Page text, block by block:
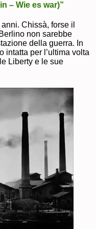
– Wie es war)”
Chissà, forse il
non sarebbe
della guerra. In
intatta per l’ultima volta
Liberty e le sue